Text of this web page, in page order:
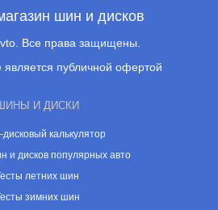
шин и дисков
Все права защищены.
публичной офертой
И ДИСКИ
калькулятор
и дисков популярных авто
летних шин
зимних шин